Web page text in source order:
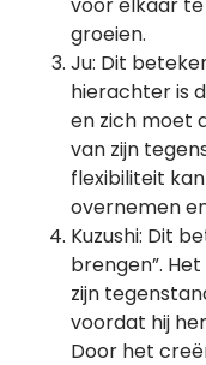
groeien.
Ju: Dit
hierachter is
en zich moet
van zijn
flexibiliteit
overnemen
Kuzushi: Dit
brengen”.
zijn
voordat hij
Door het